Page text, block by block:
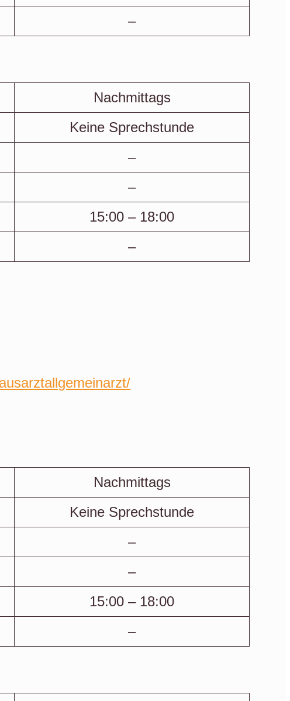
–
Nachmittags
Keine Sprechstunde
–
–
15:00 – 18:00
–
Nachmittags
Keine Sprechstunde
–
–
15:00 – 18:00
–